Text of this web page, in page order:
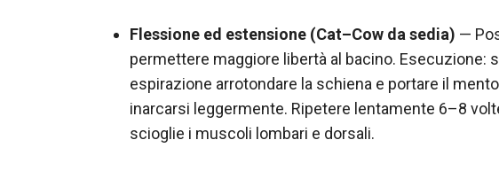
Flessione ed estensione (Cat–Cow da sedia) —
permettere maggiore libertà al bacino. Esecuzione:
espirazione arrotondare la schiena e portare il
inarcarsi leggermente. Ripetere lentamente 6–8
scioglie i muscoli lombari e dorsali.